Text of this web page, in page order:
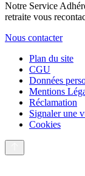
Notre Service
retraite vous
Nous contacter
Plan du site
CGU
Données
Mentions
Réclamation
Signaler une
Cookies